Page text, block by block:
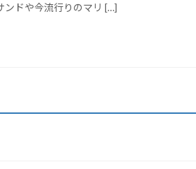
ンドや今流行りのマリ […]